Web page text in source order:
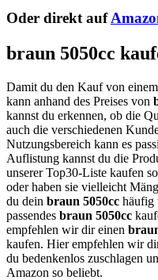
Oder direkt auf
braun 5050cc
Damit du den Kauf von einem
kann anhand des Preises von
kannst du erkennen, ob die
auch die verschiedenen
Nutzungsbereich kann es
Auflistung kannst du die
unserer Top30-Liste kaufen
oder haben sie vielleicht
du dein braun 5050cc häufig
passendes braun 5050cc
empfehlen wir dir einen
kaufen. Hier empfehlen wir
du bedenkenlos zuschlagen
Amazon so beliebt.